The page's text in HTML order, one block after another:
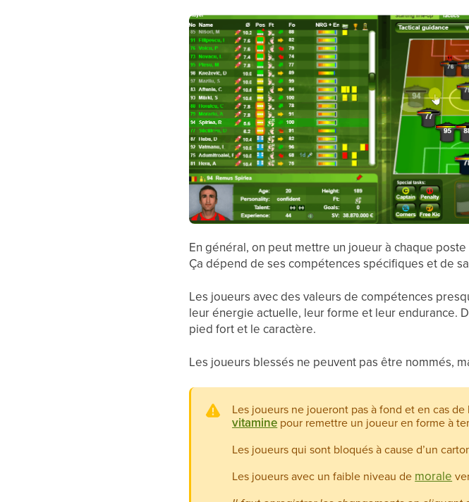
En général, on peut mettre un joueur à chaque
Ça dépend de ses compétences spécifiques et de
Les joueurs avec des valeurs de compétences
leur énergie actuelle, leur forme et leur endurance.
pied fort et le caractère.
Les joueurs blessés ne peuvent pas être nommés,
Les joueurs ne joueront pas à fond et en cas
vitamine pour remettre un joueur en forme à
Les joueurs qui sont bloqués à cause d’un
Les joueurs avec un faible niveau de morale